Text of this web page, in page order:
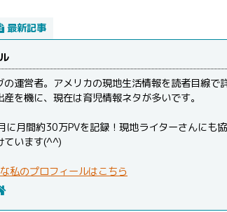
最新記事
の運営者。アメリカの現地生活情報を読者目線で
産を機に、現在は育児情報ネタが多いです。
月間約30万PVを記録！現地ライターさんにも
ています(^^)
私のプロフィールはこちら